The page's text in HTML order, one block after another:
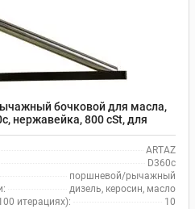
бочковой для масла,
нержавейка, 800 cSt, для
ARTAZ
D360c
поршневой/рычажный
дизель, керосин, масло
итерациях):
10